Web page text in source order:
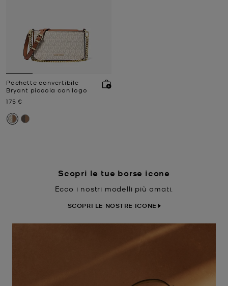
Pochette convertibile
Bryant piccola con logo
Prezzo attuale
175 €
Scopri le tue borse icone
Ecco i nostri modelli più amati.
SCOPRI LE NOSTRE ICONE